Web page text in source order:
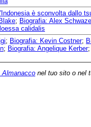
è sconvolta dallo
; Biografia: Alex
calidalis
; Biografia: Kevin Costner;
; Biografia: Angelique Kerber
Almanacco nel tuo sito o nel